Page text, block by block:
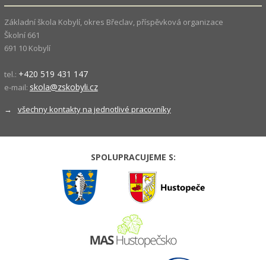
Základní škola Kobylí, okres Břeclav, příspěvková organizace
Školní 661
691 10 Kobylí
tel.: +420 519 431 147
e-mail: skola@zskobyli.cz
→ všechny kontakty na jednotlivé pracovníky
SPOLUPRACUJEME S: